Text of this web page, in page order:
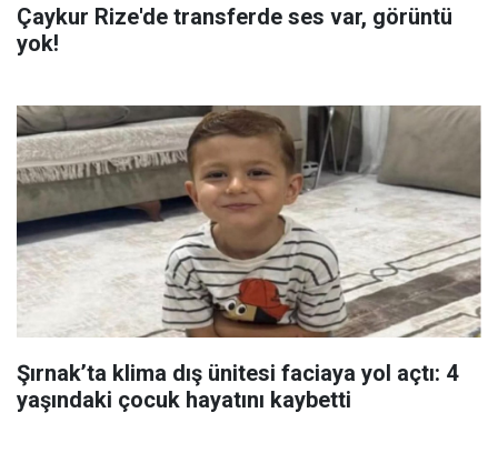
Çaykur Rize'de transferde ses var, görüntü
yok!
Şırnak’ta klima dış ünitesi faciaya yol açtı: 4
yaşındaki çocuk hayatını kaybetti